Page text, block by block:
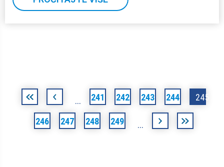
Stranice
«
prva
‹
prethodna
… 241 242 243 244 245
246 247 248 249 …
sljedećaposljednja